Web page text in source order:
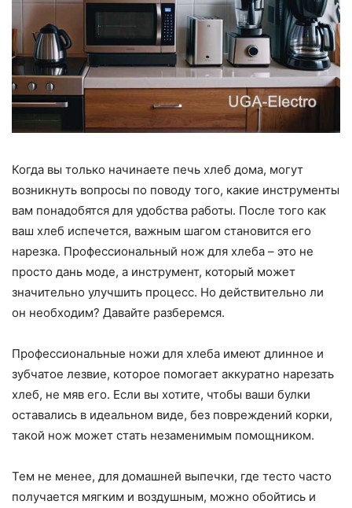
Когда вы только начинаете печь хлеб дома, могут
возникнуть вопросы по поводу того, какие инструменты
вам понадобятся для удобства работы. После того как
ваш хлеб испечется, важным шагом становится его
нарезка. Профессиональный нож для хлеба – это не
просто дань моде, а инструмент, который может
значительно улучшить процесс. Но действительно ли
он необходим? Давайте разберемся.
Профессиональные ножи для хлеба имеют длинное и
зубчатое лезвие, которое помогает аккуратно нарезать
хлеб, не мяв его. Если вы хотите, чтобы ваши булки
оставались в идеальном виде, без повреждений корки,
такой нож может стать незаменимым помощником.
Тем не менее, для домашней выпечки, где тесто часто
получается мягким и воздушным, можно обойтись и